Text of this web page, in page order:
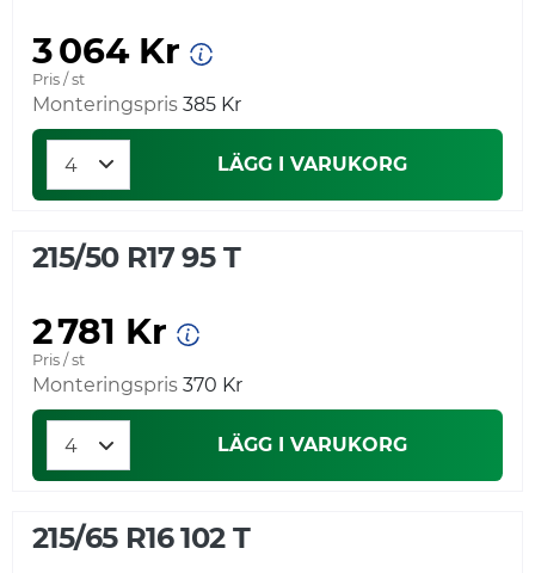
3 064 Kr
Pris / st
Monteringspris 385 Kr
LÄGG I VARUKORG
215/50 R17 95 T
2 781 Kr
Pris / st
Monteringspris 370 Kr
LÄGG I VARUKORG
215/65 R16 102 T